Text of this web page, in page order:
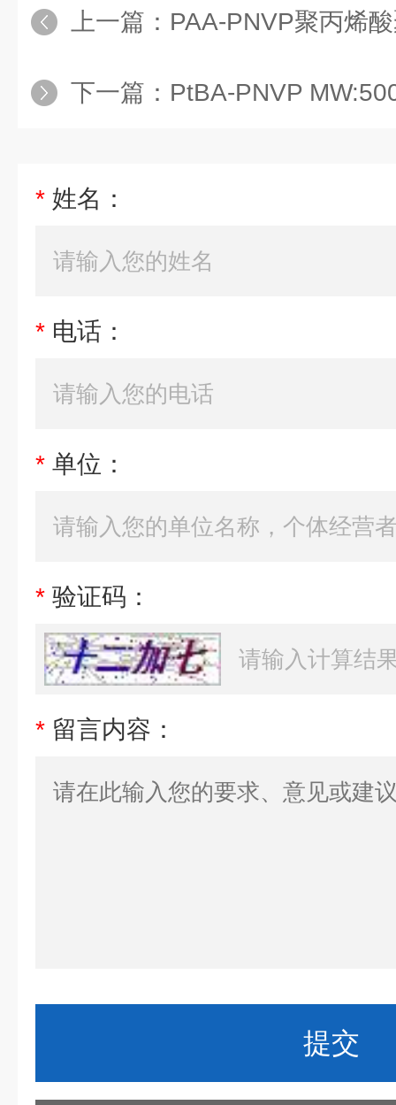
上一篇： PAA-PNVP聚丙烯酸聚(N-
下一篇： PtBA-PNVP MW:5000/聚丙烯酸叔
* 姓名：
* 电话：
* 单位：
* 验证码：
* 留言内容：